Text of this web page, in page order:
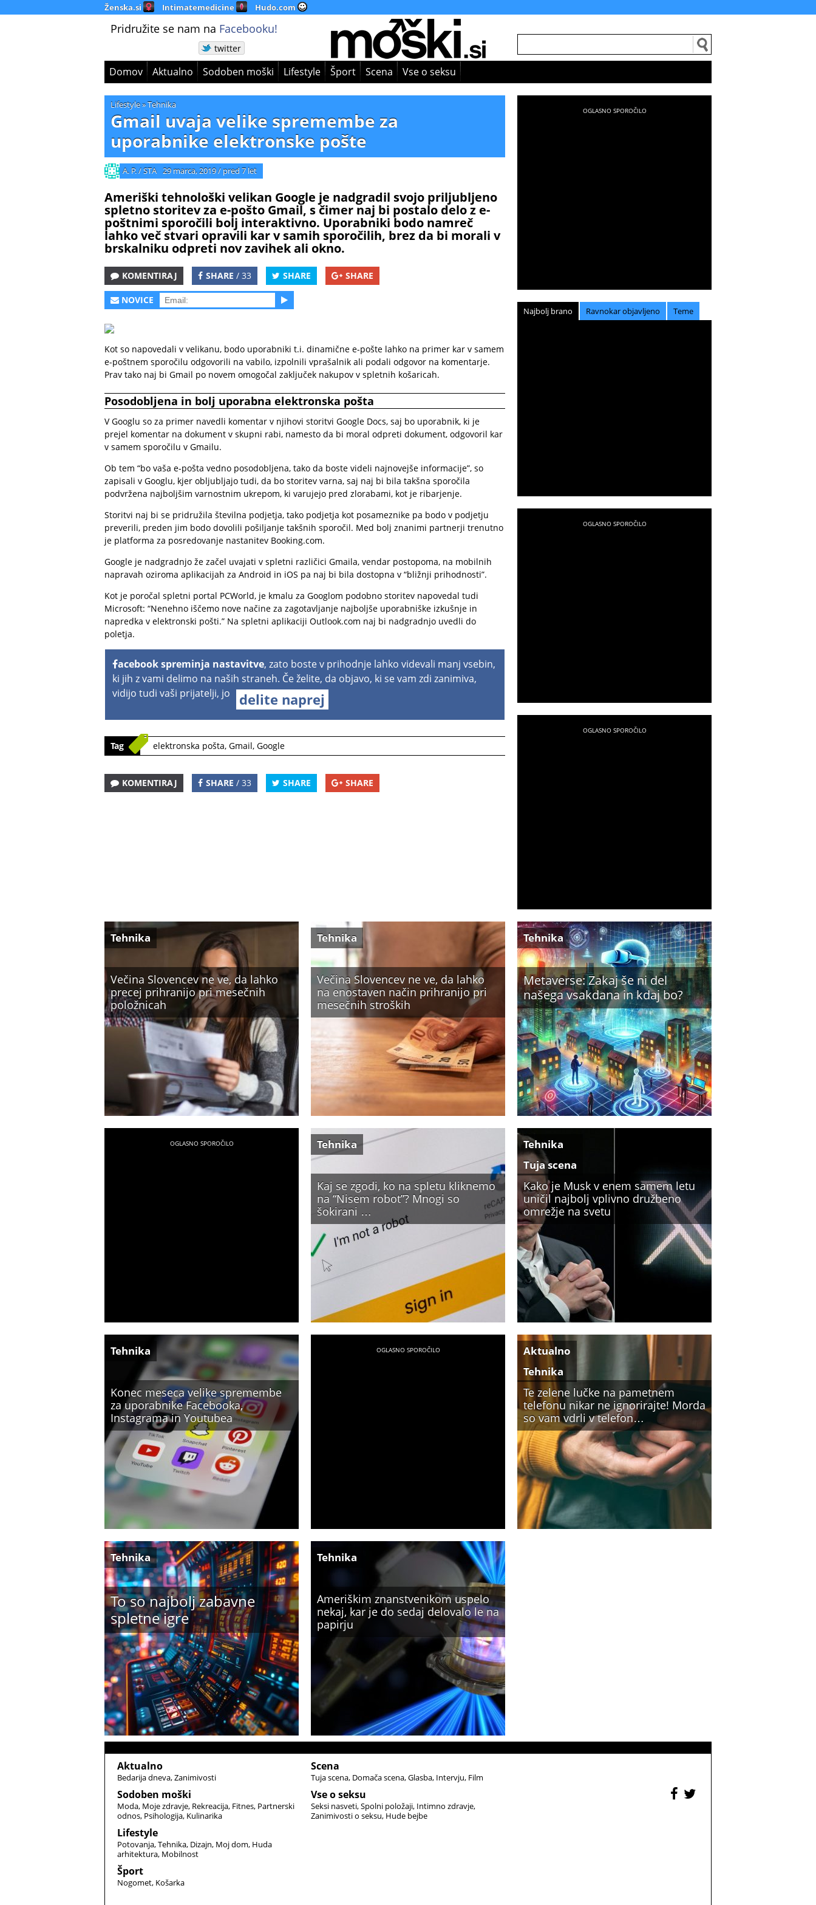
Ženska.si Intimatemedicine Hudo.com
Pridružite se nam na Facebooku!
twitter
Domov Aktualno Sodoben moški Lifestyle Šport Scena Vse o seksu
Lifestyle»Tehnika
Gmail uvaja velike spremembe za
uporabnike elektronske pošte
A. P. / STA 29 marca, 2019/ pred 7 let
Ameriški tehnološki velikan Google je nadgradil svojo priljubljeno
spletno storitev za e-pošto Gmail, s čimer naj bi postalo delo z e-
poštnimi sporočili bolj interaktivno. Uporabniki bodo namreč
lahko več stvari opravili kar v samih sporočilih, brez da bi morali v
brskalniku odpreti nov zavihek ali okno.
KOMENTIRAJ SHARE / 33 SHARE SHARE
NOVICE
Kot so napovedali v velikanu, bodo uporabniki t.i. dinamične e-pošte lahko na primer kar v samem
e-poštnem sporočilu odgovorili na vabilo, izpolnili vprašalnik ali podali odgovor na komentarje.
Prav tako naj bi Gmail po novem omogočal zaključek nakupov v spletnih košaricah.
Posodobljena in bolj uporabna elektronska pošta
V Googlu so za primer navedli komentar v njihovi storitvi Google Docs, saj bo uporabnik, ki je
prejel komentar na dokument v skupni rabi, namesto da bi moral odpreti dokument, odgovoril kar
v samem sporočilu v Gmailu.
Ob tem “bo vaša e-pošta vedno posodobljena, tako da boste videli najnovejše informacije”, so
zapisali v Googlu, kjer obljubljajo tudi, da bo storitev varna, saj naj bi bila takšna sporočila
podvržena najboljšim varnostnim ukrepom, ki varujejo pred zlorabami, kot je ribarjenje.
Storitvi naj bi se pridružila številna podjetja, tako podjetja kot posameznike pa bodo v podjetju
preverili, preden jim bodo dovolili pošiljanje takšnih sporočil. Med bolj znanimi partnerji trenutno
je platforma za posredovanje nastanitev Booking.com.
Google je nadgradnjo že začel uvajati v spletni različici Gmaila, vendar postopoma, na mobilnih
napravah oziroma aplikacijah za Android in iOS pa naj bi bila dostopna v “bližnji prihodnosti”.
Kot je poročal spletni portal PCWorld, je kmalu za Googlom podobno storitev napovedal tudi
Microsoft: “Nenehno iščemo nove načine za zagotavljanje najboljše uporabniške izkušnje in
napredka v elektronski pošti.” Na spletni aplikaciji Outlook.com naj bi nadgradnjo uvedli do
poletja.
acebook spreminja nastavitve, zato boste v prihodnje lahko videvali manj vsebin,
ki jih z vami delimo na naših straneh. Če želite, da objavo, ki se vam zdi zanimiva,
vidijo tudi vaši prijatelji, jo
delite naprej
Tag elektronska pošta, Gmail, Google
KOMENTIRAJ SHARE / 33 SHARE SHARE
Najbolj brano Ravnokar objavljeno Teme
Večina Slovencev ne ve, da lahko
precej prihranijo pri mesečnih
položnicah
Tehnika
Večina Slovencev ne ve, da lahko
na enostaven način prihranijo pri
mesečnih stroških
Tehnika
Metaverse: Zakaj še ni del
našega vsakdana in kdaj bo?
Tehnika
Kaj se zgodi, ko na spletu kliknemo
na “Nisem robot”? Mnogi so
šokirani …
Tehnika
Kako je Musk v enem samem letu
uničil najbolj vplivno družbeno
omrežje na svetu
Tehnika
Tuja scena
Konec meseca velike spremembe
za uporabnike Facebooka,
Instagrama in Youtubea
Tehnika
Te zelene lučke na pametnem
telefonu nikar ne ignorirajte! Morda
so vam vdrli v telefon…
Aktualno
Tehnika
To so najbolj zabavne
spletne igre
Tehnika
Ameriškim znanstvenikom uspelo
nekaj, kar je do sedaj delovalo le na
papirju
Tehnika
Aktualno
Bedarija dneva Zanimivosti
Sodoben moški
Moda Moje zdravje Rekreacija Fitnes Partnerski
odnos Psihologija Kulinarika
Lifestyle
Potovanja Tehnika Dizajn Moj dom Huda
arhitektura Mobilnost
Šport
Nogomet Košarka
Scena
Tuja scena Domača scena Glasba Intervju Film
Vse o seksu
Seksi nasveti Spolni položaji Intimno zdravje
Zanimivosti o seksu Hude bejbe